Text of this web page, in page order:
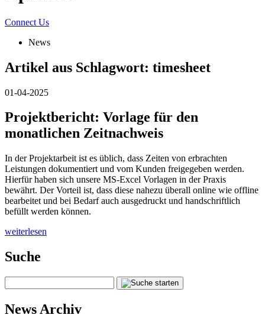
Connect Us
News
Artikel aus Schlagwort: timesheet
01-04-2025
Projektbericht: Vorlage für den
monatlichen Zeitnachweis
In der Projektarbeit ist es üblich, dass Zeiten von erbrachten
Leistungen dokumentiert und vom Kunden freigegeben werden.
Hierfür haben sich unsere MS-Excel Vorlagen in der Praxis
bewährt. Der Vorteil ist, dass diese nahezu überall online wie offline
bearbeitet und bei Bedarf auch ausgedruckt und handschriftlich
befüllt werden können.
weiterlesen
Suche
News Archiv